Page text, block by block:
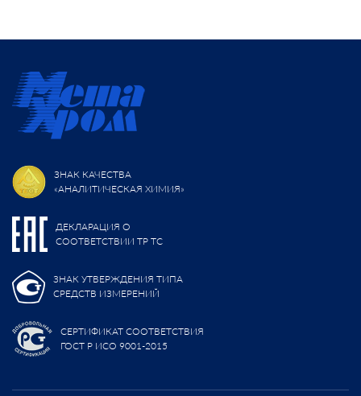
ЗНАК КАЧЕСТВА
«АНАЛИТИЧЕСКАЯ ХИМИЯ»
ДЕКЛАРАЦИЯ О
СООТВЕТСТВИИ ТР ТС
ЗНАК УТВЕРЖДЕНИЯ ТИПА
СРЕДСТВ ИЗМЕРЕНИЙ
СЕРТИФИКАТ СООТВЕТСТВИЯ
ГОСТ Р ИСО 9001-2015